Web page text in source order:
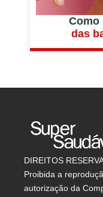
Como
das
DIREITOS
Proibida a
autorização da